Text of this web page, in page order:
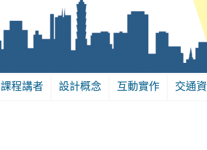
課程講者 設計概念 互動實作 交通